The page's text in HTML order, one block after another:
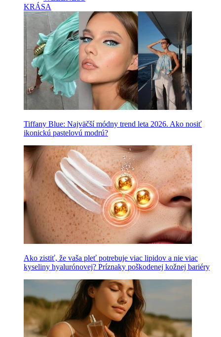
KRÁSA
Tiffany Blue: Najväčší módny trend leta 2026. Ako nosiť
ikonickú pastelovú modrú?
Ako zistiť, že vaša pleť potrebuje viac lipidov a nie viac
kyseliny hyalurónovej? Príznaky poškodenej kožnej bariéry